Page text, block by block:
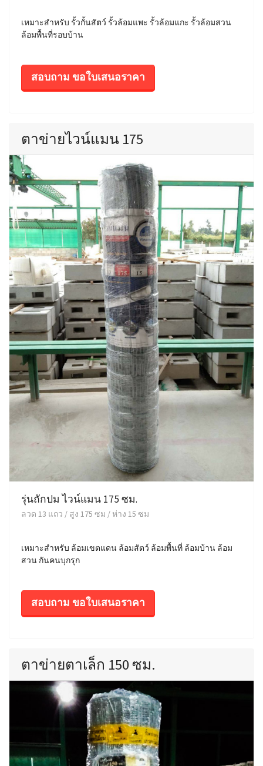
เหมาะสำหรับ รั้วกั้นสัตว์ รั้วล้อมแพะ รั้วล้อมแกะ รั้วล้อมสวน
ล้อมพื้นที่รอบบ้าน
สอบถาม ขอใบเสนอราคา
ตาข่ายไวน์แมน 175
รุ่นถักปม ไวน์แมน 175 ซม.
ลวด 13 แถว / สูง 175 ซม / ห่าง 15 ซม
เหมาะสำหรับ ล้อมเขตแดน ล้อมสัตว์ ล้อมพื้นที่ ล้อมบ้าน ล้อม
สวน กันคนบุกรุก
สอบถาม ขอใบเสนอราคา
ตาข่ายตาเล็ก 150 ซม.